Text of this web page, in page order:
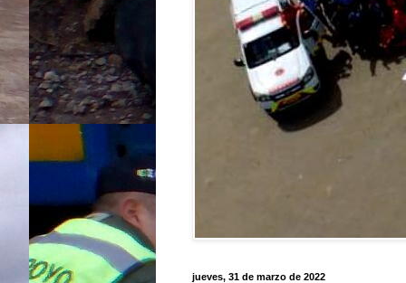
jueves, 31 de marzo de 2022